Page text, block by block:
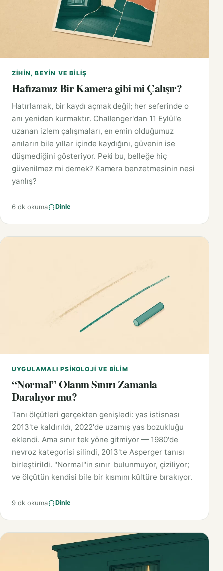
ZIHIN, BEYIN VE BILIŞ
Hafızamız Bir Kamera gibi mi Çalışır?
Hatırlamak, bir kaydı açmak değil; her seferinde o
anı yeniden kurmaktır. Challenger'dan 11 Eylül'e
uzanan izlem çalışmaları, en emin olduğumuz
anıların bile yıllar içinde kaydığını, güvenin ise
düşmediğini gösteriyor. Peki bu, belleğe hiç
güvenilmez mi demek? Kamera benzetmesinin nesi
yanlış?
6 dk okuma Dinle
UYGULAMALI PSIKOLOJI VE BILIM
“Normal” Olanın Sınırı Zamanla
Daralıyor mu?
Tanı ölçütleri gerçekten genişledi: yas istisnası
2013'te kaldırıldı, 2022'de uzamış yas bozukluğu
eklendi. Ama sınır tek yöne gitmiyor — 1980'de
nevroz kategorisi silindi, 2013'te Asperger tanısı
birleştirildi. "Normal"in sınırı bulunmuyor, çiziliyor;
ve ölçütün kendisi bile bir kısmını kültüre bırakıyor.
9 dk okuma Dinle